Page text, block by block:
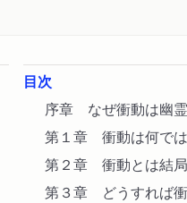
目次
序章 なぜ衝動は幽
第１章 衝動は何で
第２章 衝動とは結
第３章 どうすれば